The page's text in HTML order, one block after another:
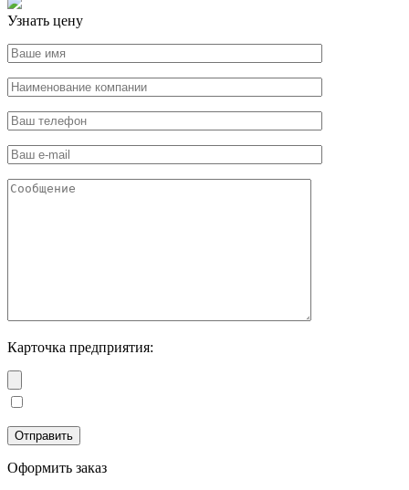
Узнать цену
Карточка предприятия:
Оформить заказ